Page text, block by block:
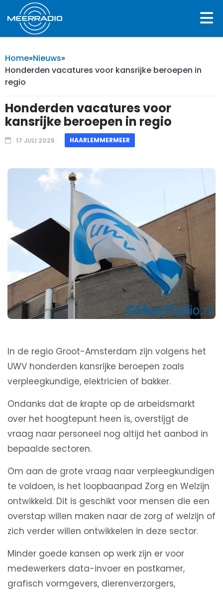
Home»Nieuws»
Honderden vacatures voor kansrijke beroepen in
regio
Honderden vacatures voor
kansrijke beroepen in regio
17 JULI 2025 HAARLEMMERMEER
In de regio Groot-Amsterdam zijn volgens het
UWV honderden kansrijke beroepen zoals
verpleegkundige, elektricien of bakker.
Ondanks dat de krapte op de arbeidsmarkt
over het hoogtepunt heen is, overstijgt de
vraag naar personeel nog altijd het aanbod in
bepaalde sectoren.
Om aan de grote vraag naar verpleegkundigen
te voldoen, is het loopbaanpad Zorg en Welzijn
ontwikkeld. Dit is geschikt voor mensen die een
overstap willen maken naar de zorg of welzijn of
zich verder willen ontwikkelen in deze sector.
Minder goede kansen op werk zijn er voor
medewerkers data-invoer en postkamer,
grafisch vormgevers, dierenverzorgers,